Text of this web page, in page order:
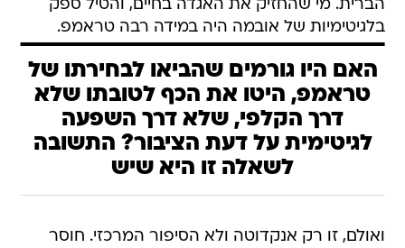
הברית. מי שהחזיק את האגדה בחיים, והטיל ספק
בלגיטימיות של אובמה היה במידה רבה טראמפ.
האם היו גורמים שהביאו לבחירתו של
טראמפ, היטו את הכף לטובתו שלא
דרך הקלפי, שלא דרך השפעה
לגיטימית על דעת הציבור? התשובה
לשאלה זו היא שיש
ואולם, זו רק אנקדוטה ולא הסיפור המרכזי. חוסר